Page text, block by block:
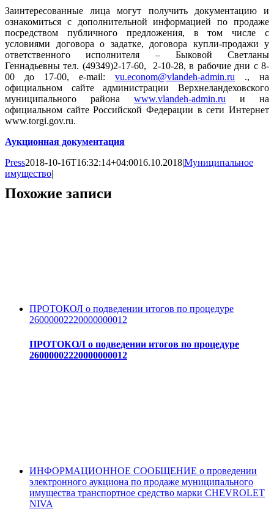
Заинтересованные лица могут получить документацию и
ознакомиться с дополнительной информацией по продаже
посредством публичного предложения, в том числе с
условиями договора о задатке, договора купли-продажи у
ответственного исполнителя – Быковой Светланы
Геннадьевны тел. (49349)2-17-60, 2-10-28, в рабочие дни с 8-
00 до 17-00, e-mail: vu.econom@vlandeh-admin.ru ., на
официальном сайте администрации Верхнеландеховского
муниципального района www.vlandeh-admin.ru и на
официальном сайте Российской Федерации в сети Интернет
www.torgi.gov.ru.
Аукционная документация
Press2018-10-16T16:32:14+04:0016.10.2018|Муниципальное
имущество|
Похожие записи
ПРОТОКОЛ о подведении итогов по процедуре
26000002220000000012
ПРОТОКОЛ о подведении итогов по процедуре
26000002220000000012
ИНФОРМАЦИОННОЕ СООБЩЕНИЕ о проведении
электронного аукциона по продаже муниципального
имущества транспортное средство марки CHEVROLET
NIVA